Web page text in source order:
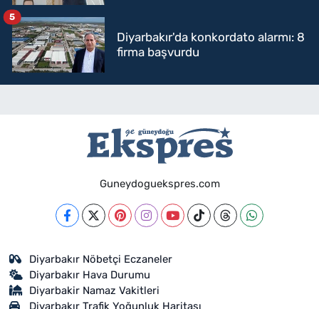
Diyarbakır'da konkordato alarmı: 8
firma başvurdu
5
Guneydoguekspres.com
Diyarbakır Nöbetçi Eczaneler
Diyarbakır Hava Durumu
Diyarbakir Namaz Vakitleri
Diyarbakır Trafik Yoğunluk Haritası